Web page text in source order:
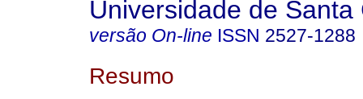
Universidade de Santa
versão On-line ISSN 2527-1288
Resumo